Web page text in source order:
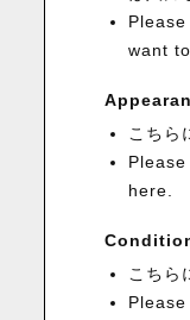
want
こちら
here.
こちら